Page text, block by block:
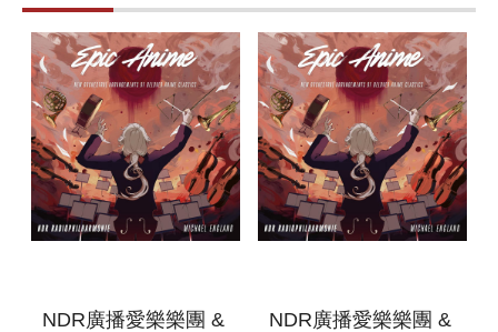
NDR廣播愛樂樂團 &
NDR廣播愛樂樂團 &